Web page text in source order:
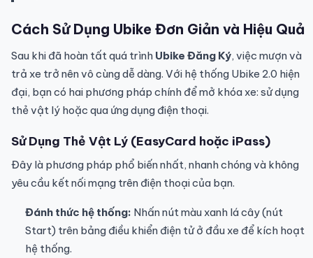
Cách Sử Dụng Ubike Đơn Giản và Hiệu Quả
Sau khi đã hoàn tất quá trình Ubike Đăng Ký, việc mượn và
trả xe trở nên vô cùng dễ dàng. Với hệ thống Ubike 2.0 hiện
đại, bạn có hai phương pháp chính để mở khóa xe: sử dụng
thẻ vật lý hoặc qua ứng dụng điện thoại.
Sử Dụng Thẻ Vật Lý (EasyCard hoặc iPass)
Đây là phương pháp phổ biến nhất, nhanh chóng và không
yêu cầu kết nối mạng trên điện thoại của bạn.
Đánh thức hệ thống: Nhấn nút màu xanh lá cây (nút
Start) trên bảng điều khiển điện tử ở đầu xe để kích hoạt
hệ thống.